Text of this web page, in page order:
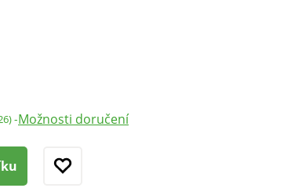
-Možnosti doručení